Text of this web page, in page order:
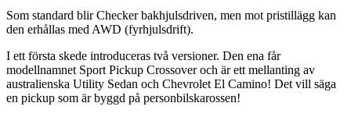
Som standard blir Checker bakhjulsdriven, men mot pristillägg kan
den erhållas med AWD (fyrhjulsdrift).
I ett första skede introduceras två versioner. Den ena får
modellnamnet Sport Pickup Crossover och är ett mellanting av
australienska Utility Sedan och Chevrolet El Camino! Det vill säga
en pickup som är byggd på personbilskarossen!